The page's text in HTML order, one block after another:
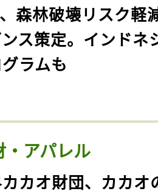
、森林破壊リスク軽
ス策定。インドネ
ラムも
アパレル
カカオ財団、カカオ